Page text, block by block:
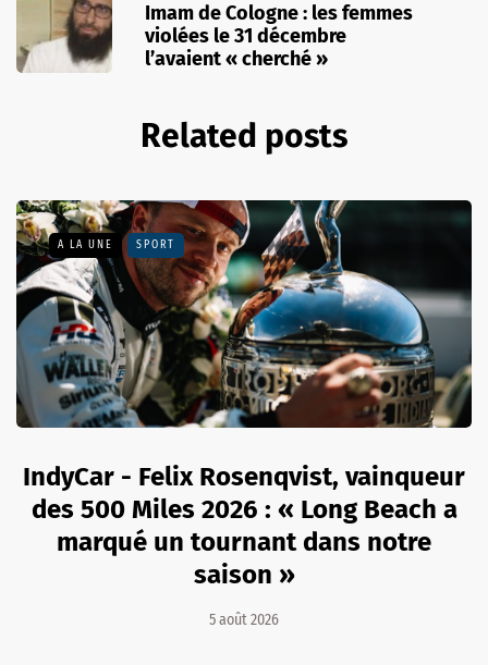
Imam de Cologne : les femmes
violées le 31 décembre
l’avaient « cherché »
Related posts
A LA UNE SPORT
IndyCar - Felix Rosenqvist, vainqueur
des 500 Miles 2026 : « Long Beach a
marqué un tournant dans notre
saison »
5 août 2026